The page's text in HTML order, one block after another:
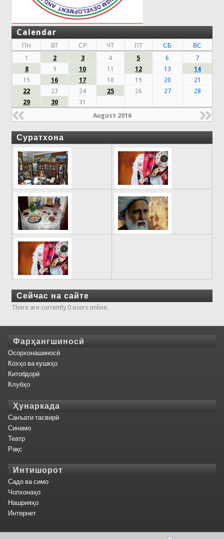
Calendar
ПН ВТ СР ЧТ ПТ СБ
ВС
1
2 3 4 5 6
7
8
9 10 11 12 13
14
15
16 17 18 19 20
21
22
23 24 25 26 27
28
29
30 31
August 2016
Суратхона
Сейчас на сайте
There are currently 0 users online.
Фарҳангшиносӣ
Осорхонашиносӣ
Кохҳо ва кушкҳо
Китобдорӣ
Клубҳо
Ҳунаркада
Санъати тасвирӣ
Синамо
Театр
Рақс
Интишорот
Садо ва симо
Чопхонаҳо
Нашрияҳо
Интернет